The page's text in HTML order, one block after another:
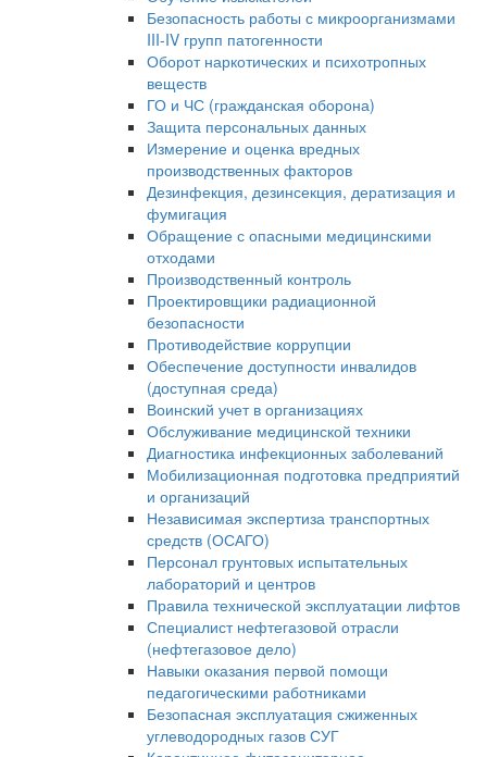
Безопасность работы с микроорганизмами
III-IV групп патогенности
Оборот наркотических и психотропных
веществ
ГО и ЧС (гражданская оборона)
Защита персональных данных
Измерение и оценка вредных
производственных факторов
Дезинфекция, дезинсекция, дератизация и
фумигация
Обращение с опасными медицинскими
отходами
Производственный контроль
Проектировщики радиационной
безопасности
Противодействие коррупции
Обеспечение доступности инвалидов
(доступная среда)
Воинский учет в организациях
Обслуживание медицинской техники
Диагностика инфекционных заболеваний
Мобилизационная подготовка предприятий
и организаций
Независимая экспертиза транспортных
средств (ОСАГО)
Персонал грунтовых испытательных
лабораторий и центров
Правила технической эксплуатации лифтов
Специалист нефтегазовой отрасли
(нефтегазовое дело)
Навыки оказания первой помощи
педагогическими работниками
Безопасная эксплуатация сжиженных
углеводородных газов СУГ